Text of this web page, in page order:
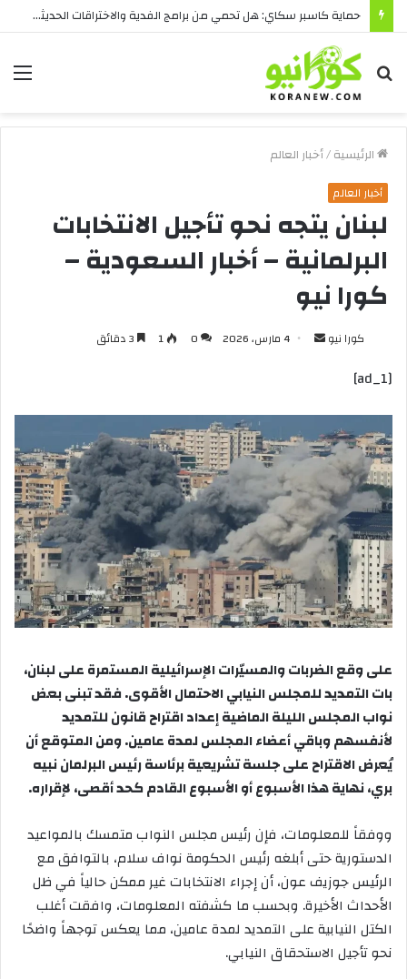
حماية كاسبر سكاي: هل تحمي من برامج الفدية والاختراقات الحديثة؟
بحث
عن
الرئيسية/أخبار العالم
أخبار العالم
لبنان يتجه نحو تأجيل الانتخابات
البرلمانية – أخبار السعودية –
كورا نيو
كورا نيو
أرسل 4 مارس، 2026 0
1
[ad_1]
على وقع الضربات والمسيّرات الإسرائيلية المستمرة على لبنان،
بات التمديد للمجلس النيابي الاحتمال الأقوى. فقد تبنى بعض
نواب المجلس الليلة الماضية إعداد اقتراح قانون للتمديد
لأنفسهم وباقي أعضاء المجلس لمدة عامين. ومن المتوقع أن
يُعرض الاقتراح على جلسة تشريعية برئاسة رئيس البرلمان نبيه
بري، نهاية هذا الأسبوع أو الأسبوع القادم كحد أقصى، لإقراره.
ووفقاً للمعلومات، فإن رئيس مجلس النواب متمسك بالمواعيد
الدستورية حتى أبلغه رئيس الحكومة نواف سلام، بالتوافق مع
الرئيس جوزيف عون، أن إجراء الانتخابات غير ممكن حالياً في ظل
الأحداث الأخيرة. وبحسب ما كشفته المعلومات، وافقت أغلب
الكتل النيابية على التمديد لمدة عامين، مما يعكس توجهاً واضحًا
نحو تأجيل الاستحقاق النيابي.